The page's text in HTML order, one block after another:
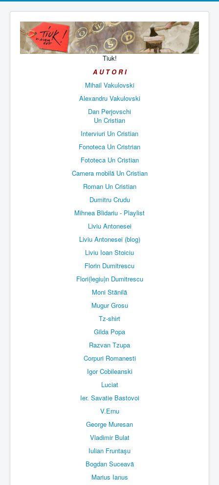
Tiuk!
A U T O R I
Mihail Vakulovski
Alexandru Vakulovski
Dan Perjovschi
Un Cristian
Interviuri Un Cristian
Fonoteca Un Cristrian
Fototeca Un Cristian
Camera mobilă Un Cristian
Roman Un Cristian
Dumitru Crudu
Mihnea Blidariu - Playlist
Liviu Antonesei
Liviu Antonesei (blog)
Liviu Ioan Stoiciu
Florin Dumitrescu
Flori(legiu)n Dumitrescu
Moni Stănilă
Mugur Grosu
Tz-shirt
Gilda Popa
Razvan Tzupa
Corpuri Romanesti
Igor Cobileanski
Luciat
Ier. Savatie Bastovoi
V.Ernu
George Muresan
Vladimir Bulat
Iulian Fruntaşu
Bogdan Suceavă
Marius Ianus